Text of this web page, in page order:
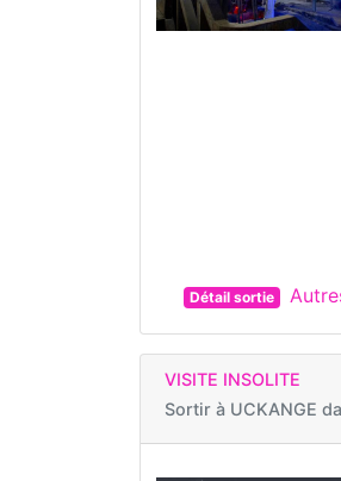
Détail sortie
VISITE INSOLITE
Sortir à UCKANGE